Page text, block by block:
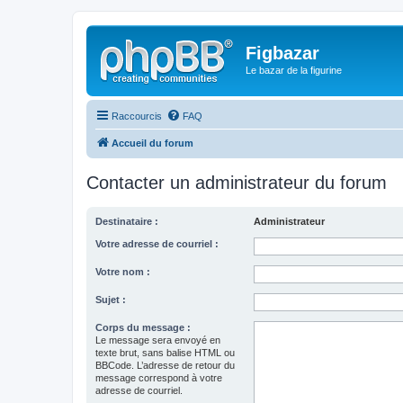
Figbazar
Le bazar de la figurine
Raccourcis FAQ
Accueil du forum
Contacter un administrateur du forum
Destinataire : Administrateur
Votre adresse de courriel :
Votre nom :
Sujet :
Corps du message :
Le message sera envoyé en
texte brut, sans balise HTML ou
BBCode. L’adresse de retour du
message correspond à votre
adresse de courriel.